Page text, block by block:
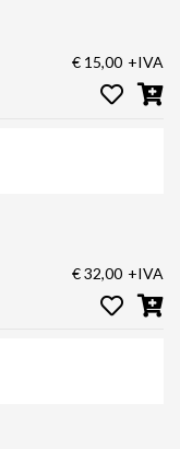
€ 15,00 +IVA
€ 32,00 +IVA